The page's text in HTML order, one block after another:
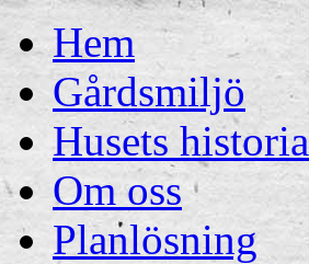
Hem
Gårdsmiljö
Husets historia
Om oss
Planlösning